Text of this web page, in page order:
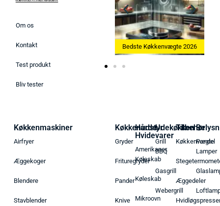
Om os
Kontakt
Test produkt
Bliv tester
Bedste Ismaskine 2026 Bedste Køkkenvægte 2026
Køkkenmaskiner
Airfryer
Æggekoger
Blendere
Stavblender
Køkkenudstyr
Gryder
Frituregryder
Pander
Knive
Hårde
Hvidevarer
Amerikaner
Køleskab
Køleskab
Mikroovn
Udekøkken
Grill
BBQ
Gasgrill
Webergrill
Tilbehør
Køkkenvægte
Æggedeler
Pendel
Lamper